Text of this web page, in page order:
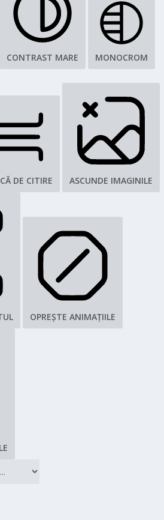
CONTRAST MARE
MONOCROM
DE CITIRE ASCUNDE IMAGINILE
OPREȘTE ANIMAȚIILE